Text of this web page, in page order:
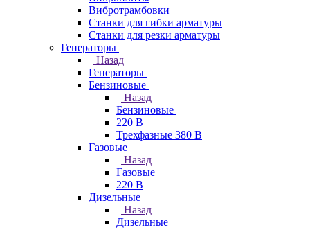
Вибротрамбовки
Станки для гибки арматуры
Станки для резки арматуры
Генераторы
Назад
Генераторы
Бензиновые
Назад
Бензиновые
220 В
Трехфазные 380 В
Газовые
Назад
Газовые
220 В
Дизельные
Назад
Дизельные